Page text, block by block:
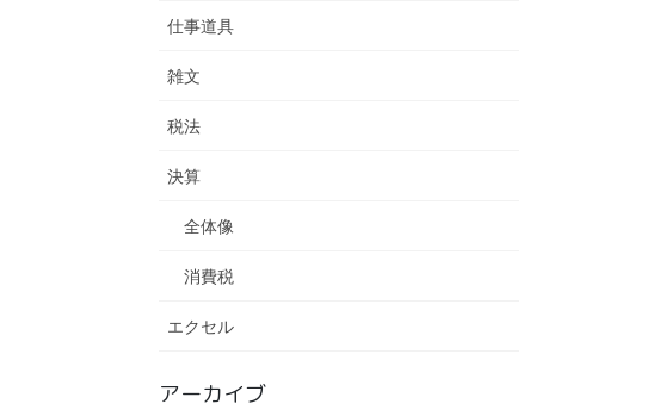
仕事道具
雑文
税法
決算
全体像
消費税
エクセル
アーカイブ